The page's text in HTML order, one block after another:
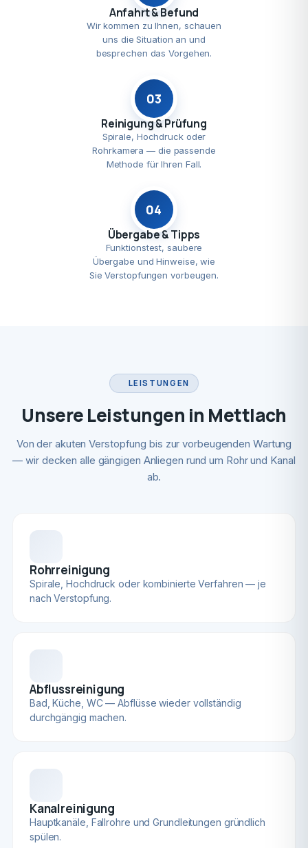
Anfahrt & Befund
Wir kommen zu Ihnen, schauen
uns die Situation an und
besprechen das Vorgehen.
03
Reinigung & Prüfung
Spirale, Hochdruck oder
Rohrkamera — die passende
Methode für Ihren Fall.
04
Übergabe & Tipps
Funktionstest, saubere
Übergabe und Hinweise, wie
Sie Verstopfungen vorbeugen.
LEISTUNGEN
Unsere Leistungen in Mettlach
Von der akuten Verstopfung bis zur vorbeugenden Wartung
— wir decken alle gängigen Anliegen rund um Rohr und Kanal
ab.
Rohrreinigung
Spirale, Hochdruck oder kombinierte Verfahren — je
nach Verstopfung.
Abflussreinigung
Bad, Küche, WC — Abflüsse wieder vollständig
durchgängig machen.
Kanalreinigung
Hauptkanäle, Fallrohre und Grundleitungen gründlich
spülen.